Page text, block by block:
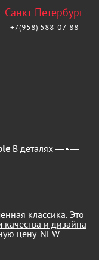
Санкт-Петербург
+7(958) 588-07-88
В деталях
классика. Это
и дизайна
цену. NEW